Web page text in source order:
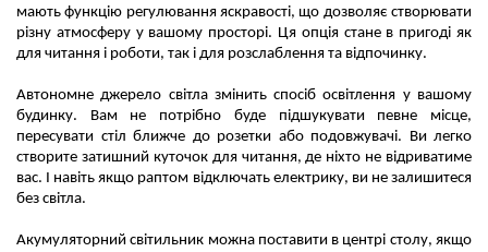
мають функцію регулювання яскравості, що дозволяє створювати
різну атмосферу у вашому просторі. Ця опція стане в пригоді як
Автономне джерело світла змінить спосіб освітлення у вашому
будинку. Вам не потрібно буде підшукувати певне місце,
пересувати стіл ближче до розетки або подовжувачі. Ви легко
створите затишний куточок для читання, де ніхто не відриватиме
вас. І навіть якщо раптом відключать електрику, ви не залишитеся
Акумуляторний світильник можна поставити в центрі столу, якщо